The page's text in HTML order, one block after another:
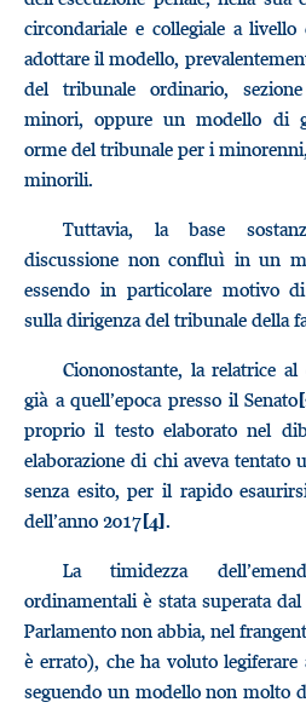
circondariale e collegiale a
adottare il modello,
del tribunale ordinario,
minori, oppure un modello di
orme del tribunale per i
minorili.
Tuttavia, la base
discussione non confluì in un
essendo in particolare motivo
sulla dirigenza del tribunale della
Ciononostante, la relatrice
già a quell’epoca presso il Senato
proprio il testo elaborato nel
elaborazione di chi aveva tentato
senza esito, per il rapido
dell’anno 2017[4].
La timidezza
ordinamentali è stata superata
Parlamento non abbia, nel
è errato), che ha voluto
seguendo un modello non molto